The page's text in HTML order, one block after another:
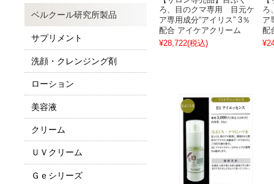
ろ、目のクマ専用 目元ケ
ア専用成分“アイリス” 3％
配合 アイケアクリーム
¥28,722(税込)
ろ
ア
配
ベルクール研究所製品
サプリメント
洗顔・クレンジング剤
ローション
美容液
クリーム
ＵＶクリーム
Ｇｅシリーズ